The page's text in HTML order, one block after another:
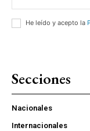
He leído y acepto la
Secciones
Nacionales
Internacionales